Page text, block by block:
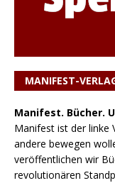
MANIFEST-
Manifest. Bücher.
Manifest ist der linke
andere bewegen
veröffentlichen wir
revolutionären